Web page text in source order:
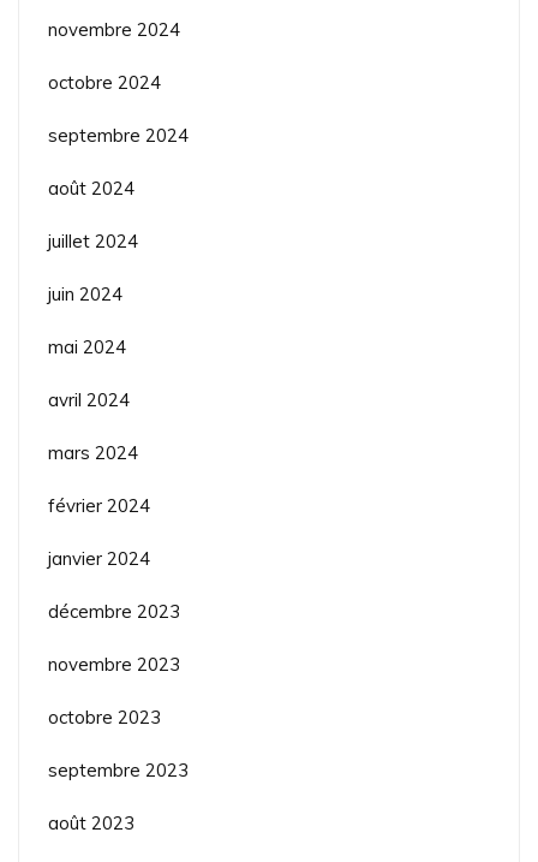
novembre 2024
octobre 2024
septembre 2024
août 2024
juillet 2024
juin 2024
mai 2024
avril 2024
mars 2024
février 2024
janvier 2024
décembre 2023
novembre 2023
octobre 2023
septembre 2023
août 2023